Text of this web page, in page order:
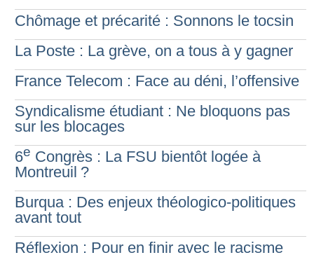
Chômage et précarité : Sonnons le tocsin
La Poste : La grève, on a tous à y gagner
France Telecom : Face au déni, l’offensive
Syndicalisme étudiant : Ne bloquons pas
sur les blocages
6e Congrès : La FSU bientôt logée à
Montreuil ?
Burqua : Des enjeux théologico-politiques
avant tout
Réflexion : Pour en finir avec le racisme